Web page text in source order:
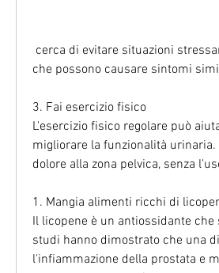
che possono causare sintomi
3. Fai esercizio fisico
L'esercizio fisico regolare può
migliorare la funzionalità
dolore alla zona pelvica, senza
1. Mangia alimenti ricchi di
Il licopene è un antiossidante
studi hanno dimostrato che una
l'infiammazione della prostata e